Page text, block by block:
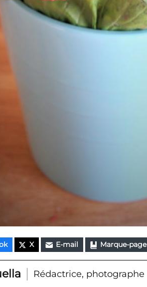
X E-mail Marque-page
Rédactrice, photographe